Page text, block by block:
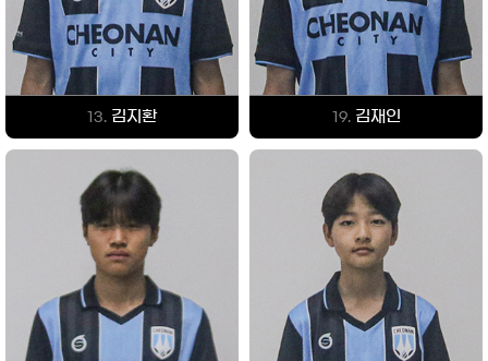
13. 김지환 19. 김재인